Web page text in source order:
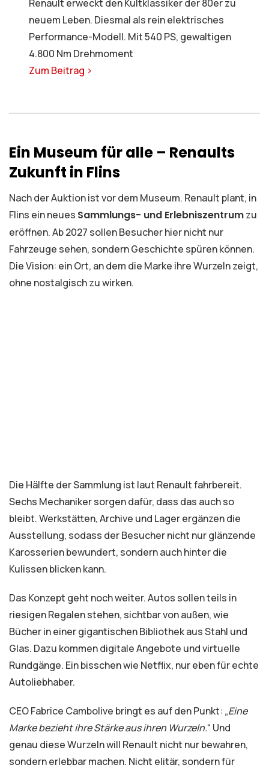
Renault erweckt den Kultklassiker der 80er zu
neuem Leben. Diesmal als rein elektrisches
Performance-Modell. Mit 540 PS, gewaltigen
4.800 Nm Drehmoment
Zum Beitrag >
Ein Museum für alle – Renaults
Zukunft in Flins
Nach der Auktion ist vor dem Museum. Renault plant, in
Flins ein neues Sammlungs- und Erlebniszentrumzu
eröffnen. Ab 2027 sollen Besucher hier nicht nur
Fahrzeuge sehen, sondern Geschichte spüren können.
Die Vision: ein Ort, an dem die Marke ihre Wurzeln zeigt,
ohne nostalgisch zu wirken.
Die Hälfte der Sammlung ist laut Renault fahrbereit.
Sechs Mechaniker sorgen dafür, dass das auch so
bleibt. Werkstätten, Archive und Lager ergänzen die
Ausstellung, sodass der Besucher nicht nur glänzende
Karosserien bewundert, sondern auch hinter die
Kulissen blicken kann.
Das Konzept geht noch weiter. Autos sollen teils in
riesigen Regalen stehen, sichtbar von außen, wie
Bücher in einer gigantischen Bibliothek aus Stahl und
Glas. Dazu kommen digitale Angebote und virtuelle
Rundgänge. Ein bisschen wie Netflix, nur eben für echte
Autoliebhaber.
CEO Fabrice Cambolive bringt es auf den Punkt: „Eine
Marke bezieht ihre Stärke aus ihren Wurzeln.“ Und
genau diese Wurzeln will Renault nicht nur bewahren,
sondern erlebbar machen. Nicht elitär, sondern für